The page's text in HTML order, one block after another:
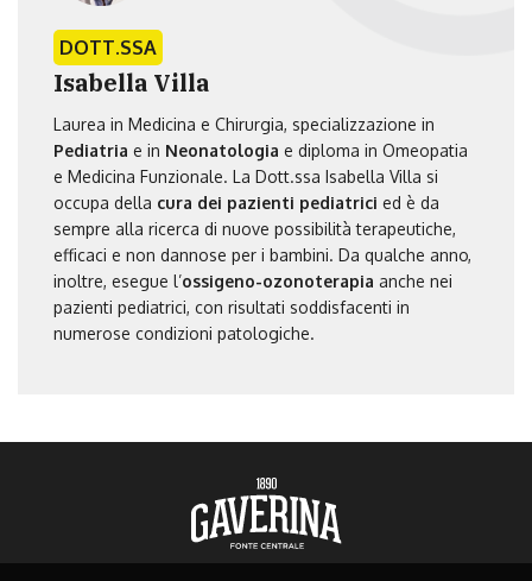
DOTT.SSA
Isabella Villa
Laurea in Medicina e Chirurgia, specializzazione in
Pediatria e in Neonatologia e diploma in Omeopatia
e Medicina Funzionale. La Dott.ssa Isabella Villa si
occupa della cura dei pazienti pediatrici ed è da
sempre alla ricerca di nuove possibilità terapeutiche,
efficaci e non dannose per i bambini. Da qualche anno,
inoltre, esegue l’ossigeno-ozonoterapia anche nei
pazienti pediatrici, con risultati soddisfacenti in
numerose condizioni patologiche.